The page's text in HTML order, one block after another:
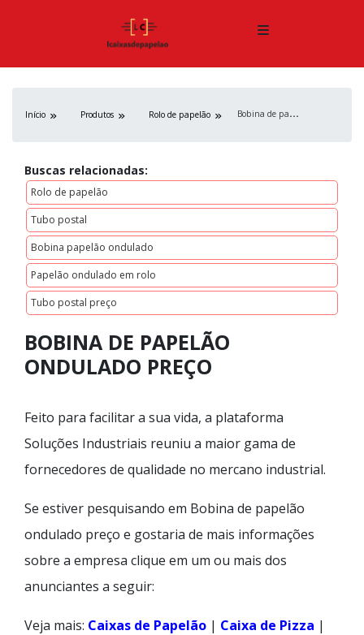
Início Produtos Rolo de papelão B
obina de papelão ondulado preço
Buscas relacionadas:
Rolo de papelão
Tubo postal
Bobina papelão ondulado
Papelão ondulado em rolo
Tubo postal preço
BOBINA DE PAPELÃO
ONDULADO PREÇO
Feito para facilitar a sua vida, a plataforma
Soluções Industriais reuniu a maior gama de
fornecedores de qualidade no mercano industrial.
Se estiver pesquisando em Bobina de papelão
ondulado preço e gostaria de mais informações
sobre a empresa clique em um ou mais dos
anunciantes a seguir:
Veja mais: Caixas de Papelão | Caixa de Pizza |